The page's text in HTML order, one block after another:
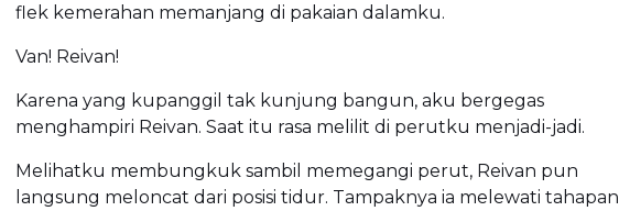
flek kemerahan memanjang di pakaian dalamku.
Van! Reivan!
Karena yang kupanggil tak kunjung bangun, aku bergegas
menghampiri Reivan. Saat itu rasa melilit di perutku menjadi-jadi.
Melihatku membungkuk sambil memegangi perut, Reivan pun
langsung meloncat dari posisi tidur. Tampaknya ia melewati tahapan